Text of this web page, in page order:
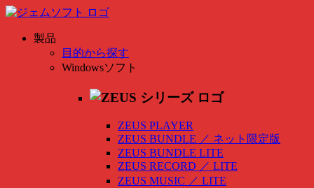
製品
目的から探す
Windowsソフト
ZEUS PLAYER
ZEUS BUNDLE ／ ネット限定版
ZEUS BUNDLE LITE
ZEUS RECORD ／ LITE
ZEUS MUSIC ／ LITE